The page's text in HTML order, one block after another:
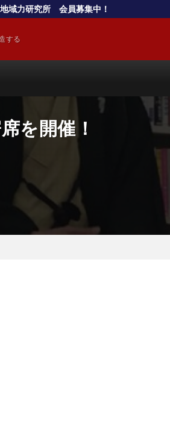
地域力研究所 会員募集中！
する
を開催！